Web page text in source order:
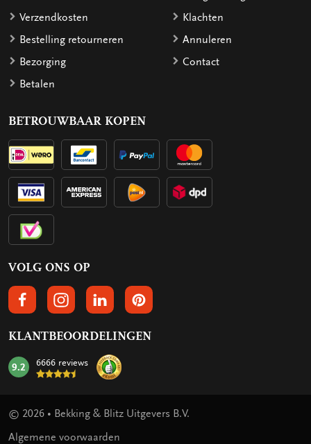
Verzendkosten
Bestelling retourneren
Bezorging
Betalen
Klachten
Annuleren
Contact
BETROUWBAAR KOPEN
VOLG ONS OP
VOLGS ONS OP FACEBOOK
VOLG ONS OP INSTAGRAM
VOLG ONS OP LINKEDIN
VOLG ONS OP PINTEREST
KLANTBEOORDELINGEN
mark:
9.2 6666 reviews
© 2026 • Bekking & Blitz Uitgevers B.V.
Algemene voorwaarden